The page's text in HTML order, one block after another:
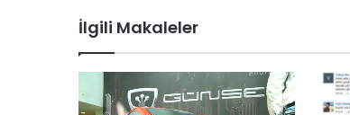
İlgili Makaleler